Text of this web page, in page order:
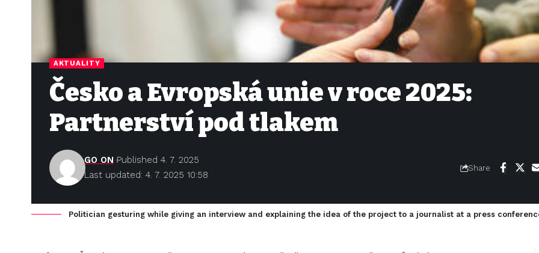
AKTUALITY
Česko a Evropská unie v roce 2025:
Partnerství pod tlakem
Last updated: 4. 7. 2025 10:58
GO ON Published 4. 7. 2025
Share
Politician gesturing while giving an interview and explaining the idea of the project to a journalist at a press